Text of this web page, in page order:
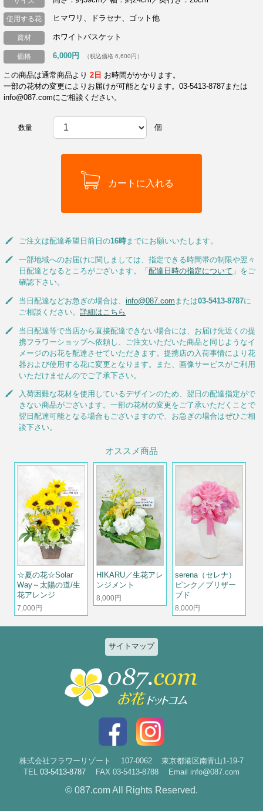
使用する花 ヒマワリ、ドラセナ、ゴット他
資材 ホワイトバスケット
価格 6,000円 （税込価格 6,600円）
この商品は通常商品より2日 お時間がかかります。
一部の花材の変更によりお届けが可能となります。03-5413-8787または
info@087.comにご相談ください。
数量 個
ご注文は配達希望日前日の16時までにお願いいたします。
一部地域へのお届けに関しましては、指定できる時間帯の制限や翌々
日配達となるところがございます。「 配達日時の指定について 」をご
確認下さい。
当日配達などお急ぎの場合は、 info@087.com または03-5413-8787に
ご相談ください。 詳細はこちら
当日配達等で当店から直接配達できない場合には、お届け先近くの提
携フラワーショップへ依頼し、ご注文いただいた商品と同じようなイ
メージのお花を配達させていただきます。提携店の入荷事情により花
器および使用する花に変更となります。また、画像サービスがご利用
いただけませんのでご了承下さい。
入荷困難な花材を使用しているデザインのため、翌日の配達指定がで
きない商品がございます。一部の花材の変更をご了承いただくことで
翌日配達可能となる場合もございますので、お急ぎの場合はぜひご相
談下さい。
オススメ商品
☆夏の花☆Solar
Way～太陽の道/生
花アレンジ
7,000円
HIKARU／生花アレ
ンジメント
8,000円
serena（セレナ）
ピンク／プリザー
ブド
8,000円
サイトマップ
特集
2026ひまわりと夏の花特集
お祝い花特集～開店・移転・就
花束
アレンジ
個人のお客様
結婚記念日
入社・退職
結婚
出産
新築・引越
お見舞い
株式会社フラワーリゾート 107-0062
東京都港区南青山1-19-7
TEL03-5413-8787 FAX 03-5413-8788 Email info@087.com
© 087.com All Rights Reserved.